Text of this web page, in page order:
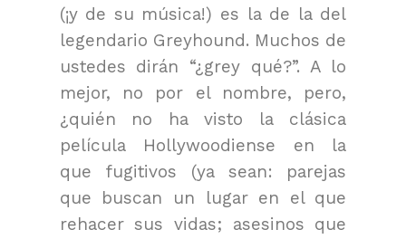
(¡y de su música!) es la de la del
legendario Greyhound. Muchos de
ustedes dirán “¿grey qué?”. A lo
mejor, no por el nombre, pero,
¿quién no ha visto la clásica
película Hollywoodiense en la
que fugitivos (ya sean: parejas
que buscan un lugar en el que
rehacer sus vidas; asesinos que